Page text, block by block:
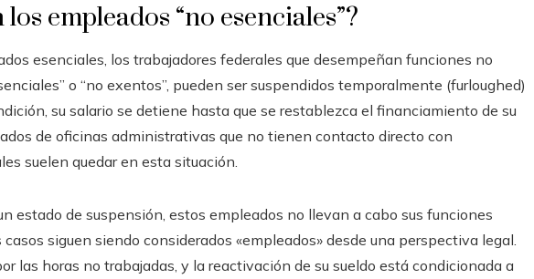
empleados “no esenciales”?
esenciales, los trabajadores federales que desempeñan funciones no
o “no exentos”, pueden ser suspendidos temporalmente (furloughed)
su salario se detiene hasta que se restablezca el financiamiento de su
de oficinas administrativas que no tienen contacto directo con
suelen quedar en esta situación.
estado de suspensión, estos empleados no llevan a cabo sus funciones
siguen siendo considerados «empleados» desde una perspectiva legal.
las horas no trabajadas, y la reactivación de su sueldo está condicionada a